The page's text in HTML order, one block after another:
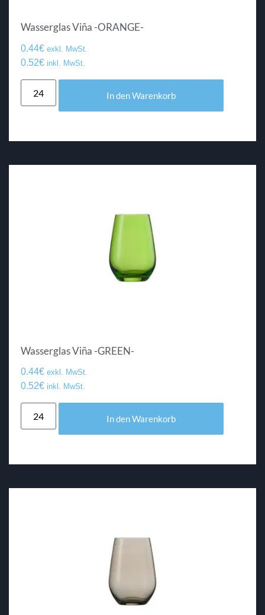
Wasserglas Viña -ORANGE-
0.44€ exkl. MwSt.
0.52€ inkl. MwSt.
In den Warenkorb
Wasserglas Viña -GREEN-
0.44€ exkl. MwSt.
0.52€ inkl. MwSt.
In den Warenkorb